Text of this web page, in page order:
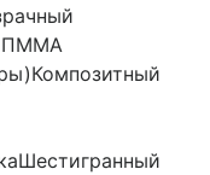
ПММА
Композитный
Шестигранный